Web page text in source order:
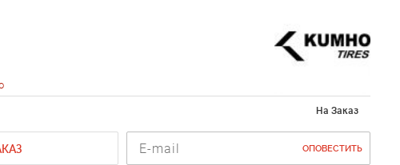
На Заказ
ОПОВЕСТИТЬ